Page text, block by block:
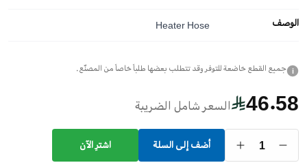
الوصف Heater Hose
i جميع القطع خاضعة للتوفر وقد تتطلب بعضها طلباً خاصاً من المصنّع.
46.58 السعر شامل الضريبة
1 أضف إلى السلة اشترِ الآن